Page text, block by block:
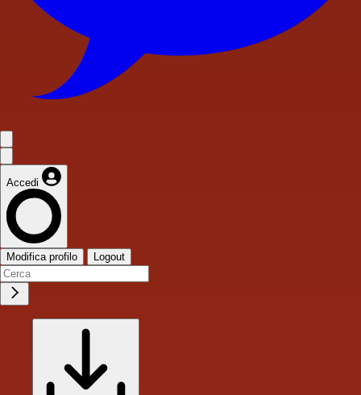
Accedi
Modifica profilo Logout